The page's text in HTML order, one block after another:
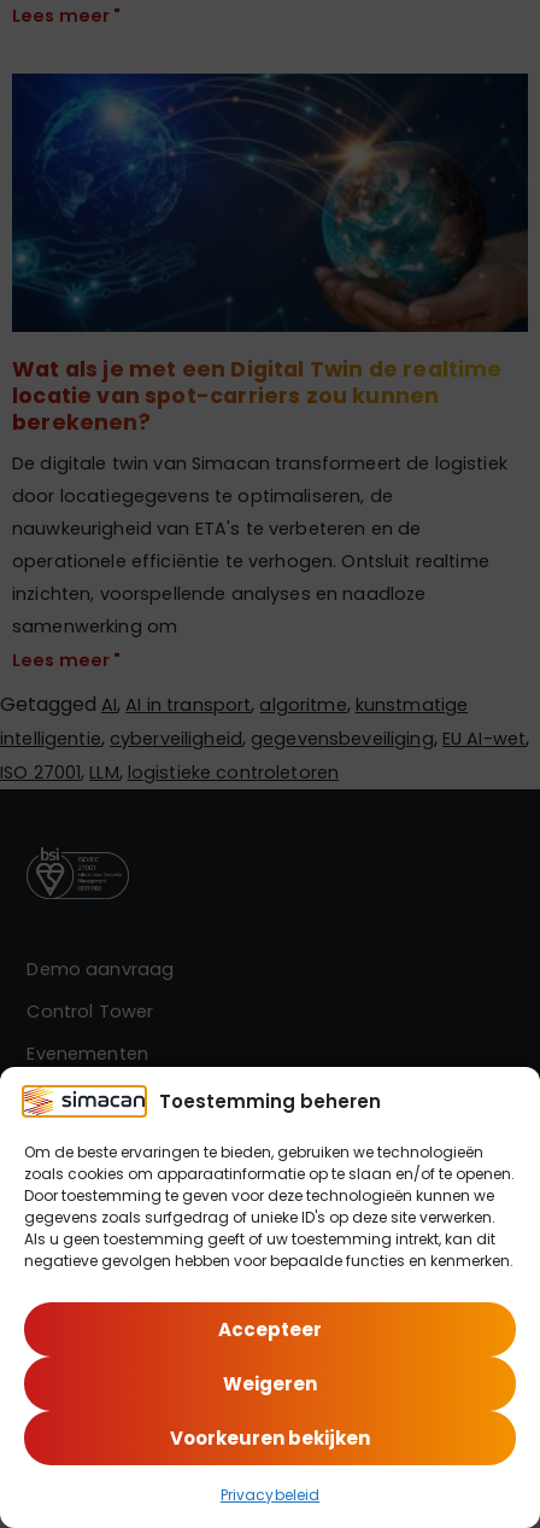
Toestemming beheren
Om de beste ervaringen te bieden, gebruiken we technologieën
zoals cookies om apparaatinformatie op te slaan en/of te openen.
Door toestemming te geven voor deze technologieën kunnen we
gegevens zoals surfgedrag of unieke ID's op deze site verwerken.
Als u geen toestemming geeft of uw toestemming intrekt, kan dit
negatieve gevolgen hebben voor bepaalde functies en kenmerken.
Accepteer
Weigeren
Voorkeuren bekijken
Privacybeleid
Lees meer "
Wat als je met een Digital Twin de realtime
locatie van spot-carriers zou kunnen
berekenen?
De digitale twin van Simacan transformeert de logistiek
door locatiegegevens te optimaliseren, de
nauwkeurigheid van ETA's te verbeteren en de
operationele efficiëntie te verhogen. Ontsluit realtime
inzichten, voorspellende analyses en naadloze
samenwerking om
Lees meer "
Getagged AI,AI in transport, algoritme, kunstmatige
intelligentie, cyberveiligheid, gegevensbeveiliging, EU AI-wet,
ISO 27001, LLM, logistieke controletoren
Demo aanvraag
Control Tower
Evenementen
Contact
Simacan Nieuwsbrief
Blijf op de hoogte! Meld je aan voor onze nieuwsbrief.
© 2026 Simacan | Alle rechten voorbehouden